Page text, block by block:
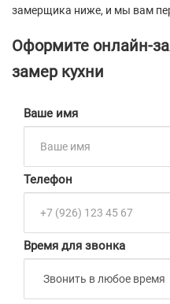
замерщика ниже, и мы вам
Оформите онлайн-
замер кухни
Ваше имя
Телефон
Время для звонка